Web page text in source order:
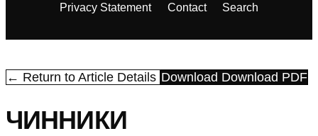
Privacy Statement Contact Search
← Return to Article Details Download Download PDF
ЧИННИКИ